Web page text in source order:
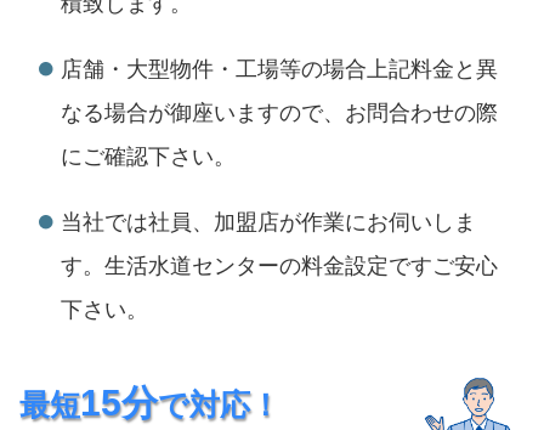
店舗・大型物件・工場等の場合上記料金と異
なる場合が御座いますので、お問合わせの際
にご確認下さい。
当社では社員、加盟店が作業にお伺いしま
す。生活水道センターの料金設定ですご安心
下さい。
最短15分で対応！